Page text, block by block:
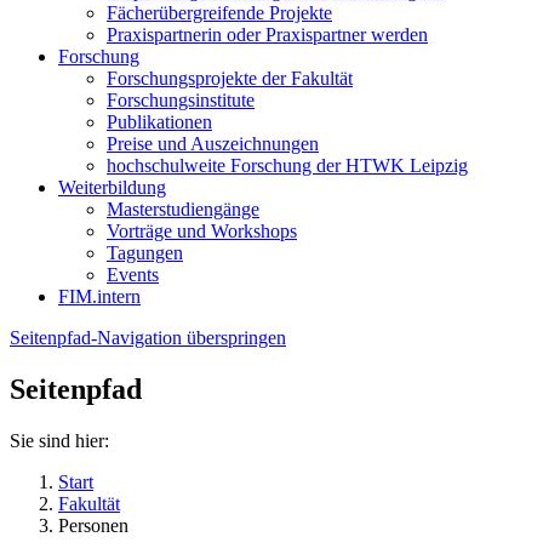
Fächerübergreifende Projekte
Praxispartnerin oder Praxispartner werden
Forschung
Forschungsprojekte der Fakultät
Forschungsinstitute
Publikationen
Preise und Auszeichnungen
hochschulweite Forschung der HTWK Leipzig
Weiterbildung
Masterstudiengänge
Vorträge und Workshops
Tagungen
Events
FIM.intern
Seitenpfad-Navigation überspringen
Seitenpfad
Sie sind hier:
Start
Fakultät
Personen